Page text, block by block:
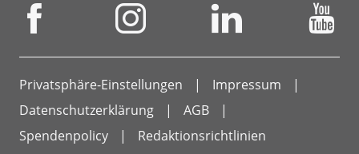
Privatsphäre-Einstellungen
Impressum
Datenschutzerklärung
AGB
Spendenpolicy
Redaktionsrichtlinien